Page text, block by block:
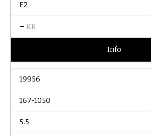
F2
– KR
Info
19956
167-1050
5.5